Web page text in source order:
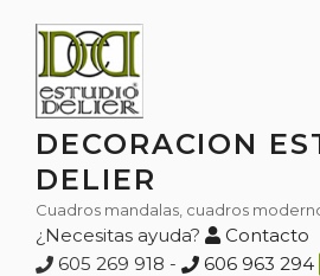
contenido
DECORACION
DELIER
Cuadros mandalas, cuadros
¿Necesitas ayuda?
Contacto
605 269 918 -
606 963 294